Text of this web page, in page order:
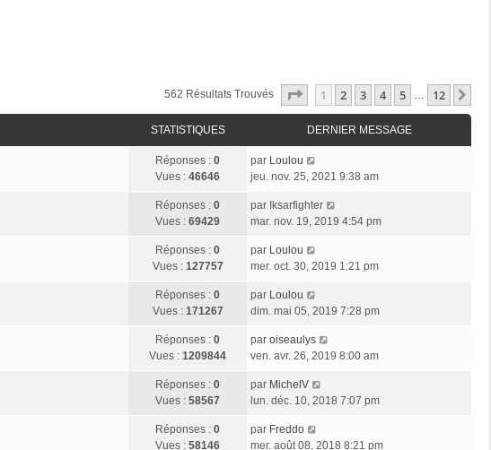
562 Résultats Trouvés Page Sur12
1 2 3 4 5 … 12
STATISTIQUES DERNIER MESSAGE
Réponses : 0
Vues : 46646
par Loulou
jeu. nov. 25, 2021 9:38 am
Réponses : 0
Vues : 69429
par Iksarfighter
mar. nov. 19, 2019 4:54 pm
Réponses : 0
Vues : 127757
par Loulou
mer. oct. 30, 2019 1:21 pm
Réponses : 0
Vues : 171267
par Loulou
dim. mai 05, 2019 7:28 pm
Réponses : 0
Vues : 1209844
par oiseaulys
ven. avr. 26, 2019 8:00 am
Réponses : 0
Vues : 58567
par MichelV
lun. déc. 10, 2018 7:07 pm
Réponses : 0
Vues : 58146
par Freddo
mer. août 08, 2018 8:21 pm